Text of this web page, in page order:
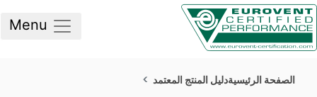
الرئيسيةدليل المنتج المعتمد